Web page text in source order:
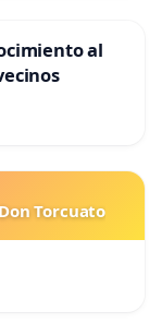
al
Torcuato